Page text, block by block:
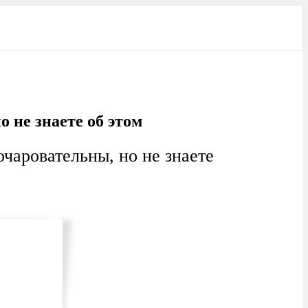
не знаете об этом
но не знаете